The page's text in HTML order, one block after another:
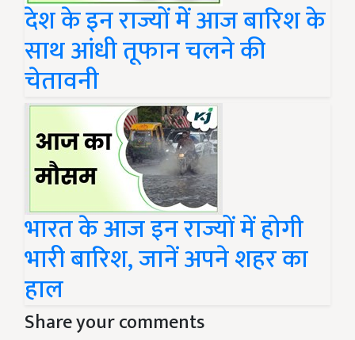
देश के इन राज्यों में आज बारिश के
साथ आंधी तूफान चलने की
चेतावनी
भारत के आज इन राज्यों में होगी
भारी बारिश, जानें अपने शहर का
हाल
Share your comments